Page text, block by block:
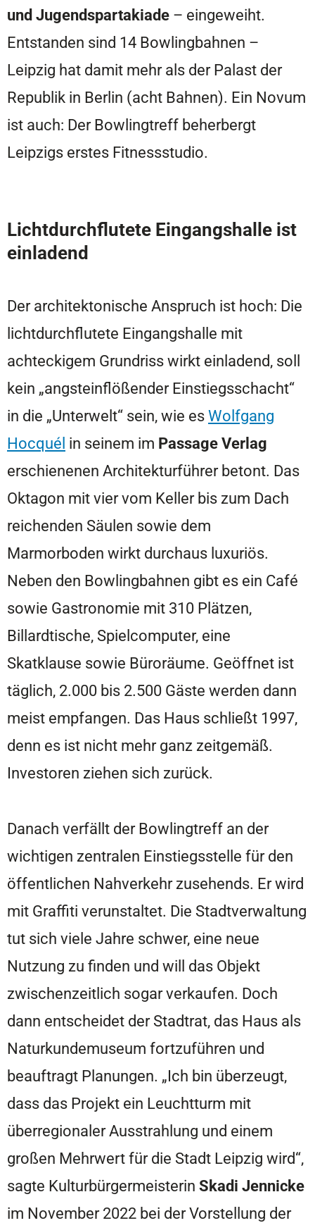
und Jugendspartakiade – eingeweiht.
Entstanden sind 14 Bowlingbahnen –
Leipzig hat damit mehr als der Palast der
Republik in Berlin (acht Bahnen). Ein Novum
ist auch: Der Bowlingtreff beherbergt
Leipzigs erstes Fitnessstudio.
Lichtdurchflutete Eingangshalle ist
einladend
Der architektonische Anspruch ist hoch: Die
lichtdurchflutete Eingangshalle mit
achteckigem Grundriss wirkt einladend, soll
kein „angsteinflößender Einstiegsschacht“
in die „Unterwelt“ sein, wie esWolfgang
Hocquél in seinem im Passage Verlag
erschienenen Architekturführer betont. Das
Oktagon mit vier vom Keller bis zum Dach
reichenden Säulen sowie dem
Marmorboden wirkt durchaus luxuriös.
Neben den Bowlingbahnen gibt es ein Café
sowie Gastronomie mit 310 Plätzen,
Billardtische, Spielcomputer, eine
Skatklause sowie Büroräume. Geöffnet ist
täglich, 2.000 bis 2.500 Gäste werden dann
meist empfangen. Das Haus schließt 1997,
denn es ist nicht mehr ganz zeitgemäß.
Investoren ziehen sich zurück.
Danach verfällt der Bowlingtreff an der
wichtigen zentralen Einstiegsstelle für den
öffentlichen Nahverkehr zusehends. Er wird
mit Graffiti verunstaltet. Die Stadtverwaltung
tut sich viele Jahre schwer, eine neue
Nutzung zu finden und will das Objekt
zwischenzeitlich sogar verkaufen. Doch
dann entscheidet der Stadtrat, das Haus als
Naturkundemuseum fortzuführen und
beauftragt Planungen. „Ich bin überzeugt,
dass das Projekt ein Leuchtturm mit
überregionaler Ausstrahlung und einem
großen Mehrwert für die Stadt Leipzig wird“,
sagte Kulturbürgermeisterin Skadi Jennicke
im November 2022 bei der Vorstellung der